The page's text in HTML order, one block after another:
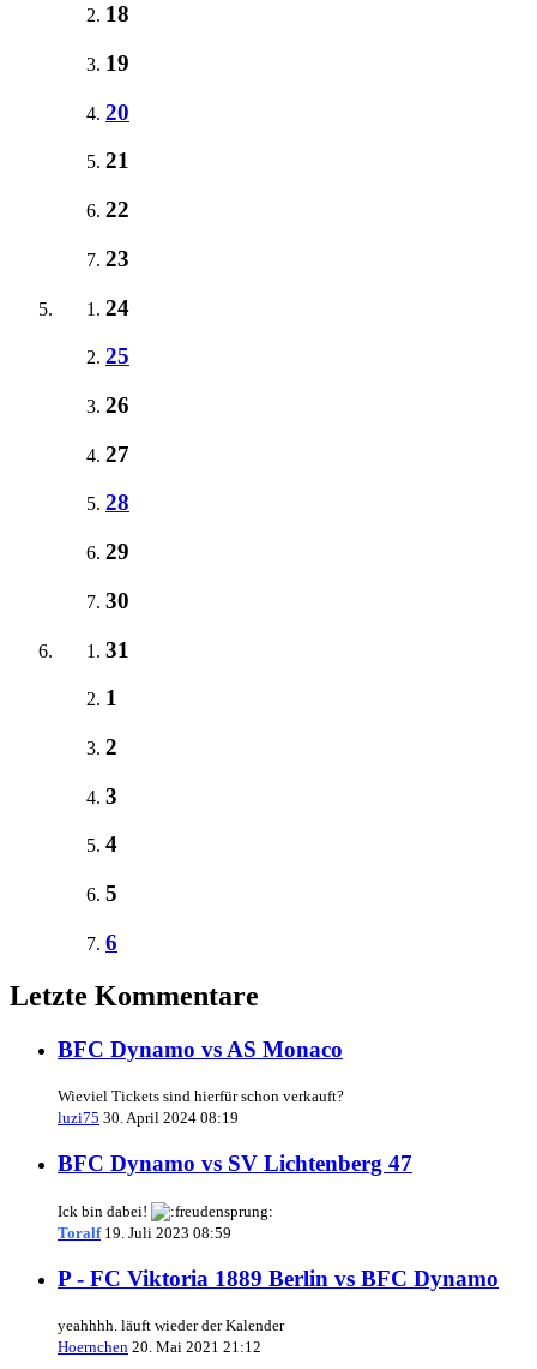
18
19
20
21
22
23
24
25
26
27
28
29
30
31
1
2
3
4
5
6
Letzte Kommentare
BFC Dynamo vs AS Monaco
Wieviel Tickets sind hierfür schon verkauft?
luzi75 30. April 2024 08:19
BFC Dynamo vs SV Lichtenberg 47
Ick bin dabei!
Toralf 19. Juli 2023 08:59
P - FC Viktoria 1889 Berlin vs BFC Dynamo
yeahhhh. läuft wieder der Kalender
Hoernchen 20. Mai 2021 21:12